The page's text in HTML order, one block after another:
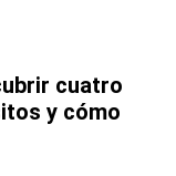
cuatro
y cómo